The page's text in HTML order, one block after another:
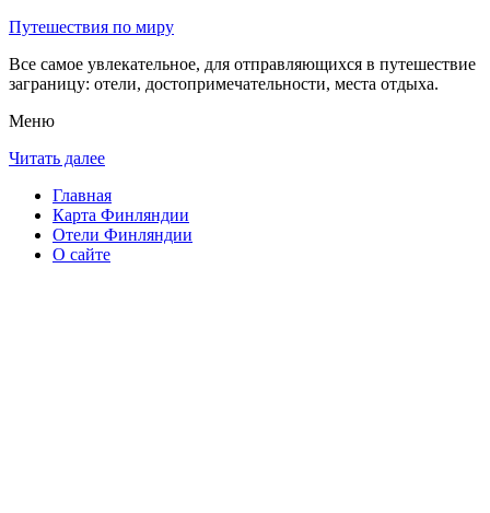
Путешествия по миру
Все самое увлекательное, для отправляющихся в путешествие
заграницу: отели, достопримечательности, места отдыха.
Меню
Читать далее
Главная
Карта Финляндии
Отели Финляндии
О сайте